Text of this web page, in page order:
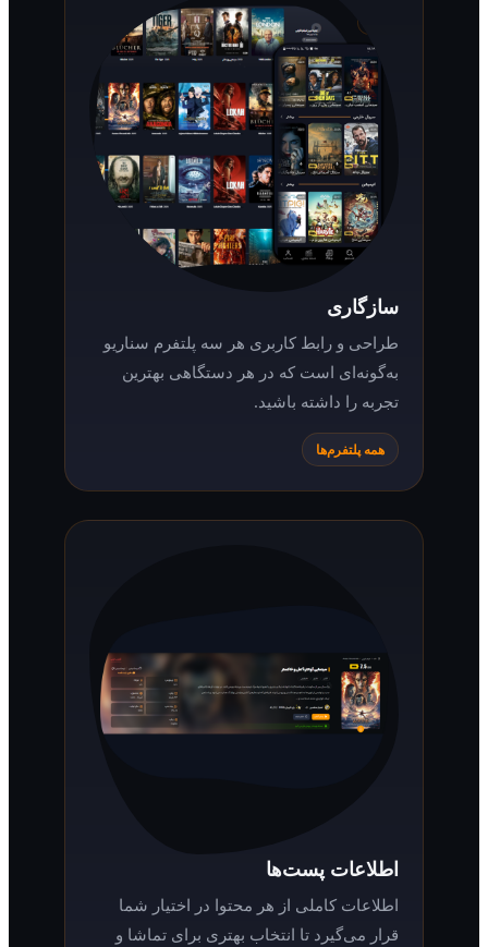
طراحی و رابط کاربری هر سه پلتفرم سناریو
به‌گونه‌ای است که در هر دستگاهی بهترین
تجربه را داشته باشید.
همه پلتفرم‌ها
اطلاعات پست‌ها
اطلاعات کاملی از هر محتوا در اختیار شما
قرار می‌گیرد تا انتخاب بهتری برای تماشا و